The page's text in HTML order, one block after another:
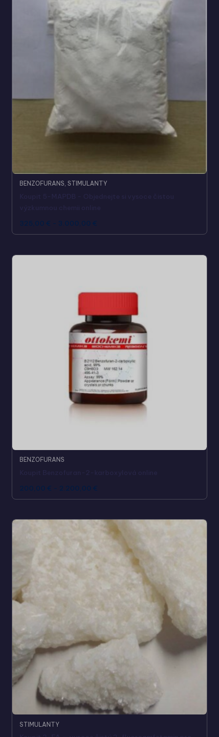
BENZOFURANS ,STIMULANTY
325,00 € - 3.000,00 €
BENZOFURANS
200,00 € - 2.200,00 €
STIMULANTY